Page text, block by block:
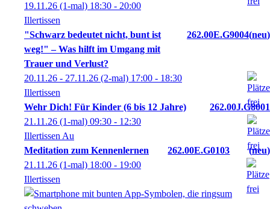
19.11.26 (1-mal) 18:30 - 20:00
Illertissen
"Schwarz bedeutet nicht, bunt ist
weg!" – Was hilft im Umgang mit
Trauer und Verlust?
262.00E.G9004 neu
20.11.26 - 27.11.26 (2-mal) 17:00 - 18:30
Illertissen
Wehr Dich! Für Kinder (6 bis 12 Jahre)
262.00J.G8001
21.11.26 (1-mal) 09:30 - 12:30
Illertissen Au
Meditation zum Kennenlernen
262.00E.G0103
neu
21.11.26 (1-mal) 18:00 - 19:00
Illertissen